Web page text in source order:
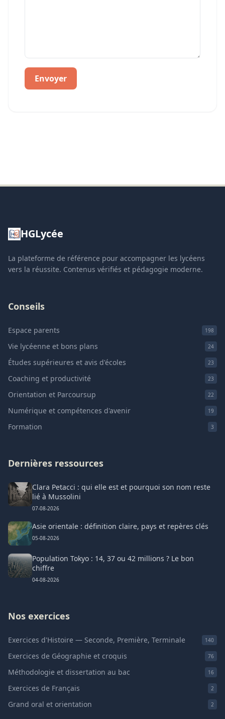
Envoyer
HGLycée
La plateforme de référence pour accompagner les lycéens
vers la réussite. Contenus vérifiés et pédagogie moderne.
Conseils
Espace parents 198
Vie lycéenne et bons plans 24
Études supérieures et avis d'écoles 23
Coaching et productivité 23
Orientation et Parcoursup 22
Numérique et compétences d'avenir 19
Formation 3
Dernières ressources
Clara Petacci : qui elle est et pourquoi son nom reste
lié à Mussolini
07-08-2026
Asie orientale : définition claire, pays et repères clés
05-08-2026
Population Tokyo : 14, 37 ou 42 millions ? Le bon
chiffre
04-08-2026
Nos exercices
Exercices d'Histoire — Seconde, Première, Terminale 140
Exercices de Géographie et croquis 76
Méthodologie et dissertation au bac 16
Exercices de Français 2
Grand oral et orientation 2